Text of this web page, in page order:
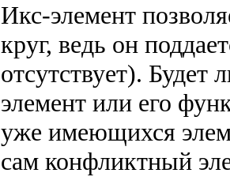
Икс-элемент
круг, ведь он
отсутствует). Будет
элемент или его
уже имеющихся
сам конфликтный